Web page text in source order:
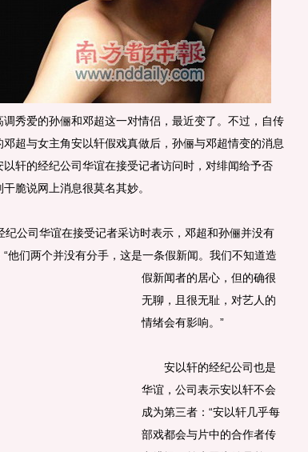
爱的孙俪和邓超这一对情侣，最近变了。不过，自传
超与女主角安以轩假戏真做后，孙俪与邓超情变的消息
轩的经纪公司华谊在接受记者访问时，对绯闻给予否
脆说网上消息很莫名其妙。
公司华谊在接受记者采访时表示，邓超和孙俪并没有
他们两个并没有分手，这是一条假新闻。 我们不知道造
假新闻者的居心，但的确很
无聊，且很无耻，对艺人的
情绪会有影响。”
安以轩的经纪公司也是
华谊，公司表示安以轩不会
成为第三者：“安以轩几乎每
部戏都会与片中的合作者传